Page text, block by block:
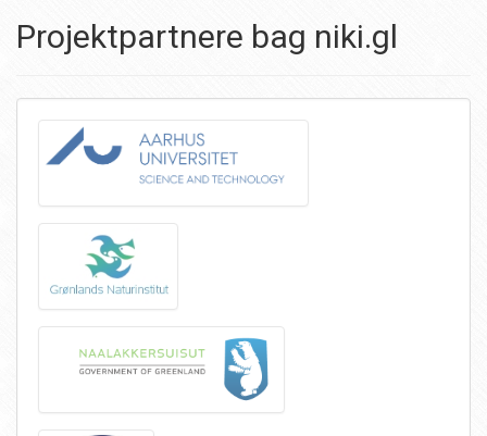
Projektpartnere bag niki.gl